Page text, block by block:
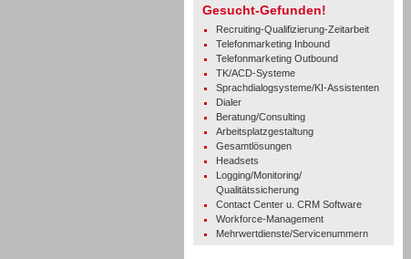
Gesucht-Gefunden!
Recruiting-Qualifizierung-Zeitarbeit
Telefonmarketing Inbound
Telefonmarketing Outbound
TK/ACD-Systeme
Sprachdialogsysteme/KI-Assistenten
Dialer
Beratung/Consulting
Arbeitsplatzgestaltung
Gesamtlösungen
Headsets
Logging/Monitoring/
Qualitätssicherung
Contact Center u. CRM Software
Workforce-Management
Mehrwertdienste/Servicenummern